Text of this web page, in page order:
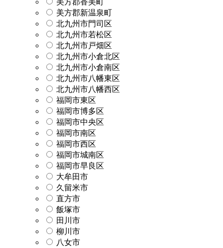
美方郡新温泉町
北九州市門司区
北九州市若松区
北九州市戸畑区
北九州市小倉北区
北九州市小倉南区
北九州市八幡東区
北九州市八幡西区
福岡市東区
福岡市博多区
福岡市中央区
福岡市南区
福岡市西区
福岡市城南区
福岡市早良区
大牟田市
久留米市
直方市
飯塚市
田川市
柳川市
八女市